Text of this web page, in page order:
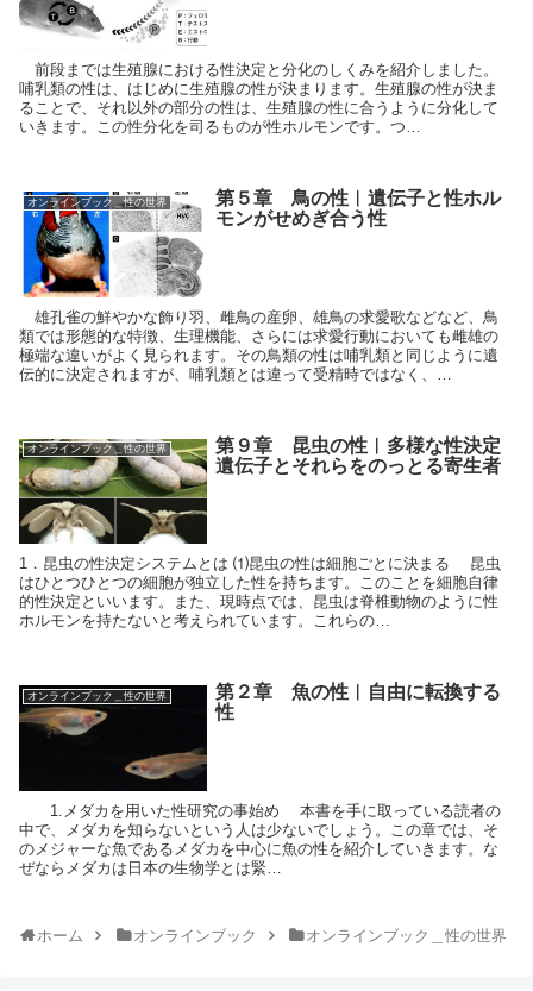
前段までは生殖腺における性決定と分化のしくみを紹介しました。
哺乳類の性は、はじめに生殖腺の性が決まります。生殖腺の性が決ま
ることで、それ以外の部分の性は、生殖腺の性に合うように分化して
いきます。この性分化を司るものが性ホルモンです。つ…
オンラインブック＿性の世界
第５章 鳥の性︱遺伝子と性ホル
モンがせめぎ合う性
雄孔雀の鮮やかな飾り羽、雌鳥の産卵、雄鳥の求愛歌などなど、鳥
類では形態的な特徴、生理機能、さらには求愛行動においても雌雄の
極端な違いがよく見られます。その鳥類の性は哺乳類と同じように遺
伝的に決定されますが、哺乳類とは違って受精時ではなく、…
オンラインブック＿性の世界
第９章 昆虫の性︱多様な性決定
遺伝子とそれらをのっとる寄生者
1．昆虫の性決定システムとは ⑴昆虫の性は細胞ごとに決まる 昆虫
はひとつひとつの細胞が独立した性を持ちます。このことを細胞自律
的性決定といいます。また、現時点では、昆虫は脊椎動物のように性
ホルモンを持たないと考えられています。これらの…
オンラインブック＿性の世界
第２章 魚の性︱自由に転換する
性
1.メダカを用いた性研究の事始め 本書を手に取っている読者の
中で、メダカを知らないという人は少ないでしょう。この章では、そ
のメジャーな魚であるメダカを中心に魚の性を紹介していきます。な
ぜならメダカは日本の生物学とは緊…
ホーム オンラインブック オンラインブック＿性の世界